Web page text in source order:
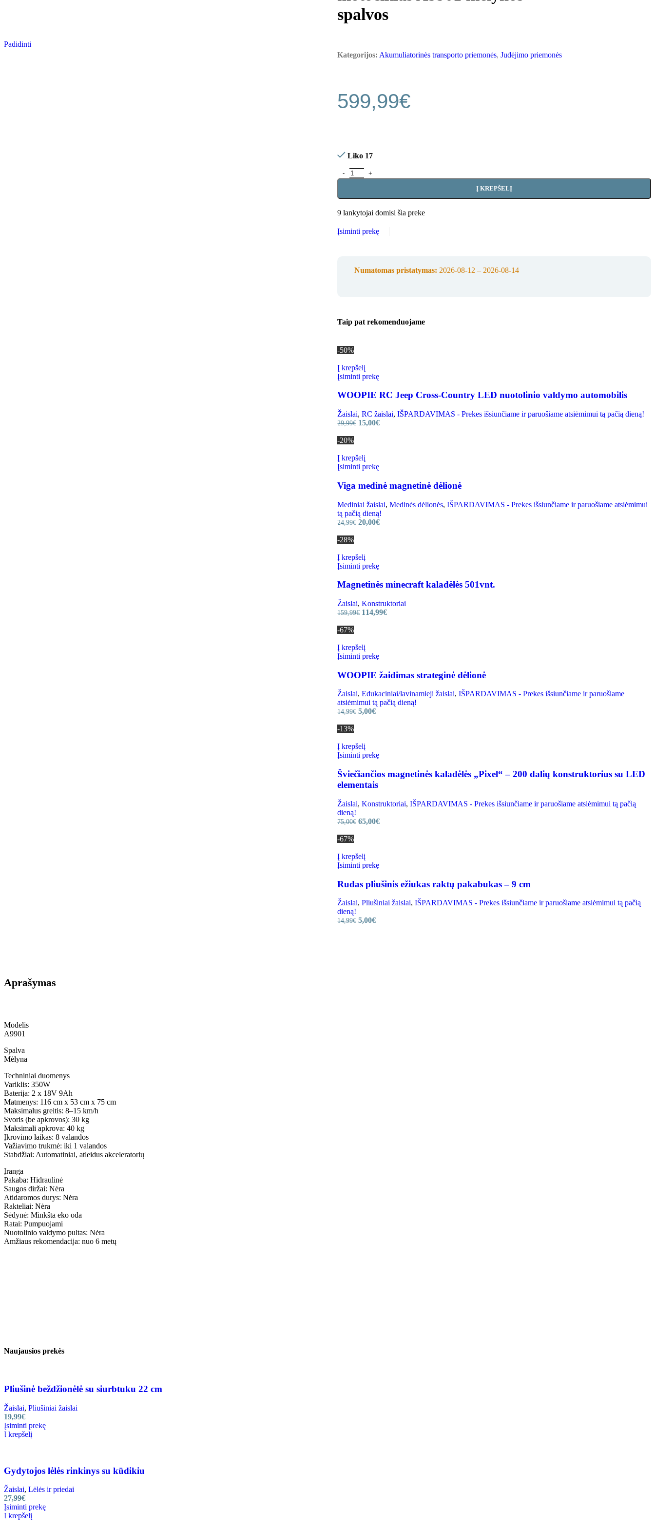
Padidinti
spalvos
Kategorijos: Akumuliatorinės transporto priemonės, Judėjimo priemonės
599,99€
Liko 17
Į KREPŠELĮ
9 lankytojai domisi šia preke
Įsiminti prekę
Numatomas pristatymas: 2026-08-12 – 2026-08-14
Taip pat rekomenduojame
-50%
Į krepšelį
Įsiminti prekę
WOOPIE RC Jeep Cross-Country LED nuotolinio valdymo automobilis
Žaislai, RC žaislai, IŠPARDAVIMAS - Prekes išsiunčiame ir paruošiame atsiėmimui tą pačią dieną!
29,99€ 15,00€
-20%
Į krepšelį
Įsiminti prekę
Viga medinė magnetinė dėlionė
Mediniai žaislai, Medinės dėlionės, IŠPARDAVIMAS - Prekes išsiunčiame ir paruošiame atsiėmimui
tą pačią dieną!
24,99€ 20,00€
-28%
Į krepšelį
Įsiminti prekę
Magnetinės minecraft kaladėlės 501vnt.
Žaislai, Konstruktoriai
159,99€ 114,99€
-67%
Į krepšelį
Įsiminti prekę
WOOPIE žaidimas strateginė dėlionė
Žaislai, Edukaciniai/lavinamieji žaislai, IŠPARDAVIMAS - Prekes išsiunčiame ir paruošiame
atsiėmimui tą pačią dieną!
14,99€ 5,00€
-13%
Į krepšelį
Įsiminti prekę
Šviečiančios magnetinės kaladėlės „Pixel“ – 200 dalių konstruktorius su LED
elementais
Žaislai, Konstruktoriai, IŠPARDAVIMAS - Prekes išsiunčiame ir paruošiame atsiėmimui tą pačią
dieną!
75,00€ 65,00€
-67%
Į krepšelį
Įsiminti prekę
Rudas pliušinis ežiukas raktų pakabukas – 9 cm
Žaislai, Pliušiniai žaislai, IŠPARDAVIMAS - Prekes išsiunčiame ir paruošiame atsiėmimui tą pačią
dieną!
14,99€ 5,00€
Aprašymas
Modelis
A9901
Spalva
Mėlyna
Techniniai duomenys
Variklis: 350W
Baterija: 2 x 18V 9Ah
Matmenys: 116 cm x 53 cm x 75 cm
Maksimalus greitis: 8–15 km/h
Svoris (be apkrovos): 30 kg
Maksimali apkrova: 40 kg
Įkrovimo laikas: 8 valandos
Važiavimo trukmė: iki 1 valandos
Stabdžiai: Automatiniai, atleidus akceleratorių
Įranga
Pakaba: Hidraulinė
Saugos diržai: Nėra
Atidaromos durys: Nėra
Rakteliai: Nėra
Sėdynė: Minkšta eko oda
Ratai: Pumpuojami
Nuotolinio valdymo pultas: Nėra
Amžiaus rekomendacija: nuo 6 metų
Naujausios prekės
Pliušinė beždžionėlė su siurbtuku 22 cm
Žaislai, Pliušiniai žaislai
19,99€
Įsiminti prekę
Į krepšelį
Gydytojos lėlės rinkinys su kūdikiu
Žaislai, Lėlės ir priedai
27,99€
Įsiminti prekę
Į krepšelį